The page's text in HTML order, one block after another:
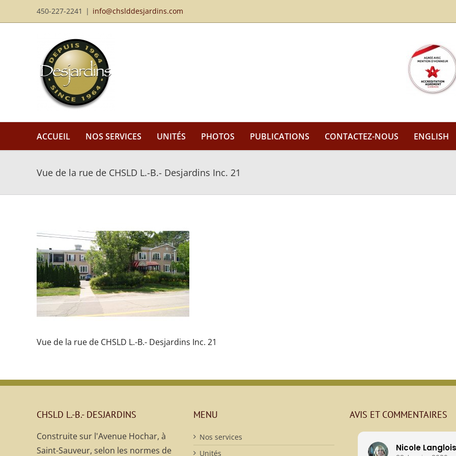
au
450-227-2241 | info@chslddesjardins.com
ACCUEIL NOS SERVICES UNITÉS PHOTOS PUBLICATIONS CONTACTEZ-NOUS ENGLISH
Vue de la rue de CHSLD L.-B.- Desjardins Inc. 21
Vue de la rue de CHSLD L.-B.- Desjardins Inc. 21
CHSLD L.-B.- DESJARDINS
Construite sur l'Avenue Hochar, à
Saint-Sauveur, selon les normes de
MENU
Nos services
Unités
AVIS ET COMMENTAIRES
Nicole Langlois